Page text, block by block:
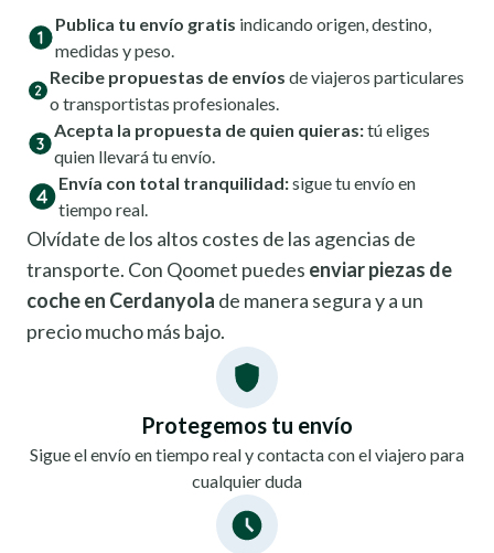
Publica tu envío gratis indicando origen, destino,
medidas y peso.
Recibe propuestas de envíos de viajeros particulares
o transportistas profesionales.
Acepta la propuesta de quien quieras:tú eliges
quien llevará tu envío.
Envía con total tranquilidad:sigue tu envío en
tiempo real.
Olvídate de los altos costes de las agencias de
transporte. Con Qoomet puedes enviar piezas de
coche en Cerdanyola de manera segura y a un
precio mucho más bajo.
Protegemos tu envío
Sigue el envío en tiempo real y contacta con el viajero para
cualquier duda